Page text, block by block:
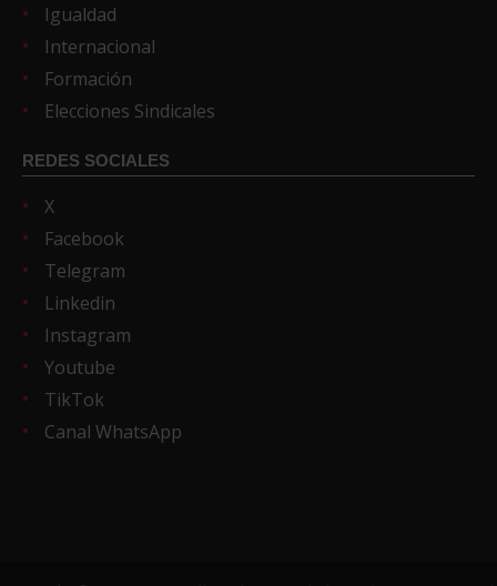
Igualdad
Internacional
Formación
Elecciones Sindicales
REDES SOCIALES
X
Facebook
Telegram
Linkedin
Instagram
Youtube
TikTok
Canal WhatsApp